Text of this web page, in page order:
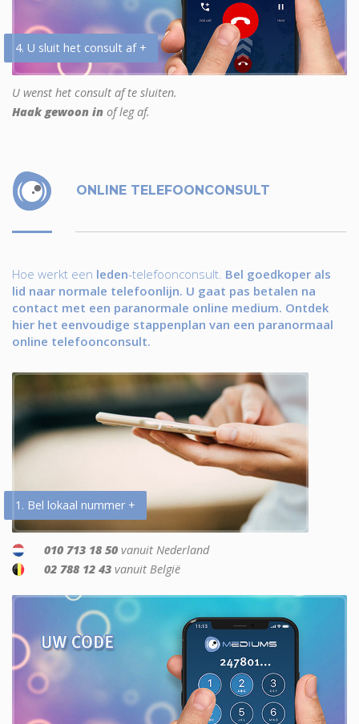
4. U sluit het consult af +
U wenst het consult af te sluiten.
Haak gewoon in of leg af.
ONLINE TELEFOONCONSULT
Hoe werkt een leden-telefoonconsult. Bel goedkoper als
lid naar normale telefoonlijn. U gaat pas betalen na
contact met een paranormale online medium. Ontdek
hier het eenvoudige stappenplan van een paranormaal
online telefoonconsult.
1. Bel lokaal nummer +
010 713 18 50 vanuit Nederland
02 788 12 43 vanuit België